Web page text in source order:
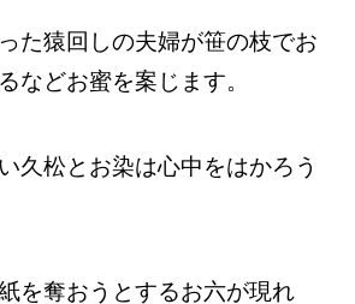
た猿回しの夫婦が笹の枝でお
などお蜜を案じます。
久松とお染は心中をはかろう
を奪おうとするお六が現れ